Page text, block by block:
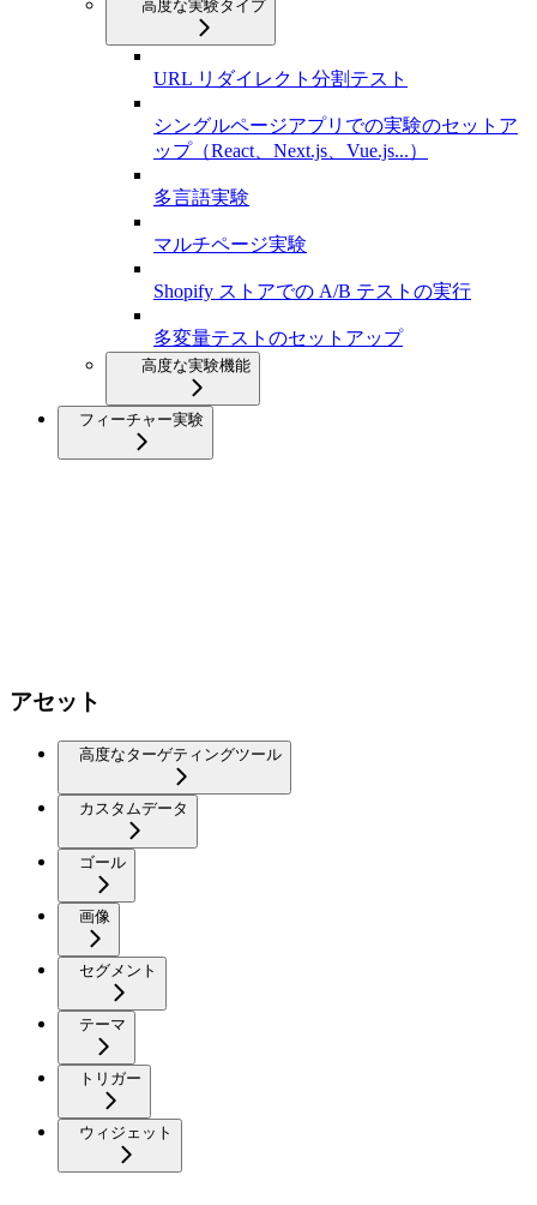
高度な実験タイプ
URL リダイレクト分割テスト
シングルページアプリでの実験のセットア
ップ（React、Next.js、Vue.js...）
多言語実験
マルチページ実験
Shopify ストアでの A/B テストの実行
多変量テストのセットアップ
高度な実験機能
フィーチャー実験
アセット
高度なターゲティングツール
カスタムデータ
ゴール
画像
セグメント
テーマ
トリガー
ウィジェット